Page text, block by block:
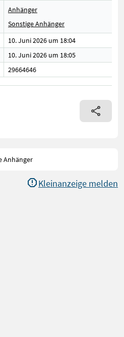
Anhänger
Sonstige Anhänger
10. Juni 2026 um 18:04
10. Juni 2026 um 18:05
29664646
Anhänger
Kleinanzeige melden